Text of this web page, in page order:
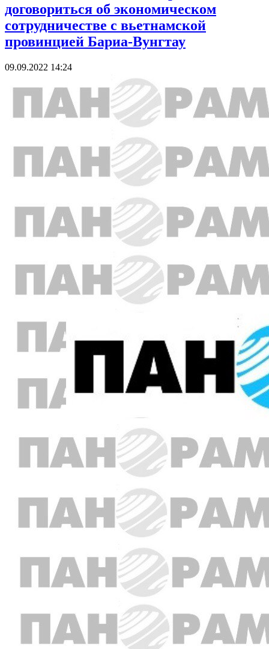
договориться об экономическом
сотрудничестве с вьетнамской
провинцией Бариа-Вунгтау
09.09.2022 14:24